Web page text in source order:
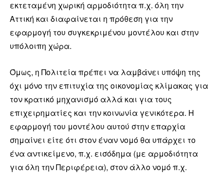
εκτεταμένη χωρική αρμοδιότητα π.χ. όλη την
Αττική και διαφαίνεται η πρόθεση για την
εφαρμογή του συγκεκριμένου μοντέλου και στην
υπόλοιπη χώρα.
Όμως, η Πολιτεία πρέπει να λαμβάνει υπόψη της
όχι μόνο την επιτυχία της οικονομίας κλίμακας για
τον κρατικό μηχανισμό αλλά και για τους
επιχειρηματίες και την κοινωνία γενικότερα. Η
εφαρμογή του μοντέλου αυτού στην επαρχία
σημαίνει είτε ότι στον έναν νομό θα υπάρχει το
ένα αντικείμενο, π.χ. εισόδημα (με αρμοδιότητα
για όλη την Περιφέρεια), στον άλλο νομό π.χ.